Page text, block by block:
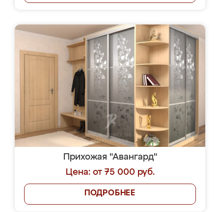
Прихожая "Авангард"
Цена: от 75 000 руб.
ПОДРОБНЕЕ